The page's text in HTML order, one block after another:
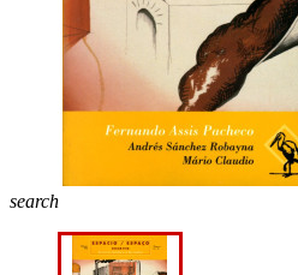
search